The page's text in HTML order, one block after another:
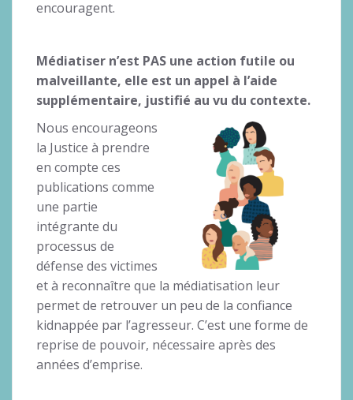
encouragent.
Médiatiser n’est PAS une action futile ou
malveillante, elle est un appel à l’aide
supplémentaire, justifié au vu du contexte.
Nous encourageons
la Justice à prendre
en compte ces
publications comme
une partie
intégrante du
processus de
défense des victimes
et à reconnaître que la médiatisation leur
permet de retrouver un peu de la confiance
kidnappée par l’agresseur. C’est une forme de
reprise de pouvoir, nécessaire après des
années d’emprise.